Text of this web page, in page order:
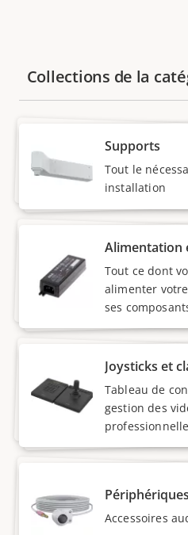
Collections de la
Supports
Tout le
installation
Alimentation
Tout ce dont
alimenter
ses
Joysticks et
Tableau de
gestion des
Accessoires